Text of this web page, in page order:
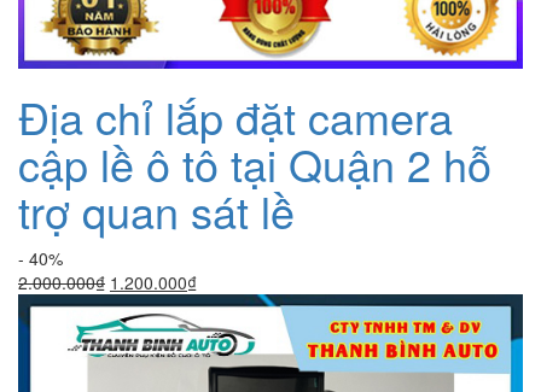
Địa chỉ lắp đặt camera
cập lề ô tô tại Quận 2 hỗ
trợ quan sát lề
- 40%
2.000.000₫ Giá
gốc
là:
2.000.000₫.
1.200.000₫Giá
hiện
tại
là:
1.200.000₫.